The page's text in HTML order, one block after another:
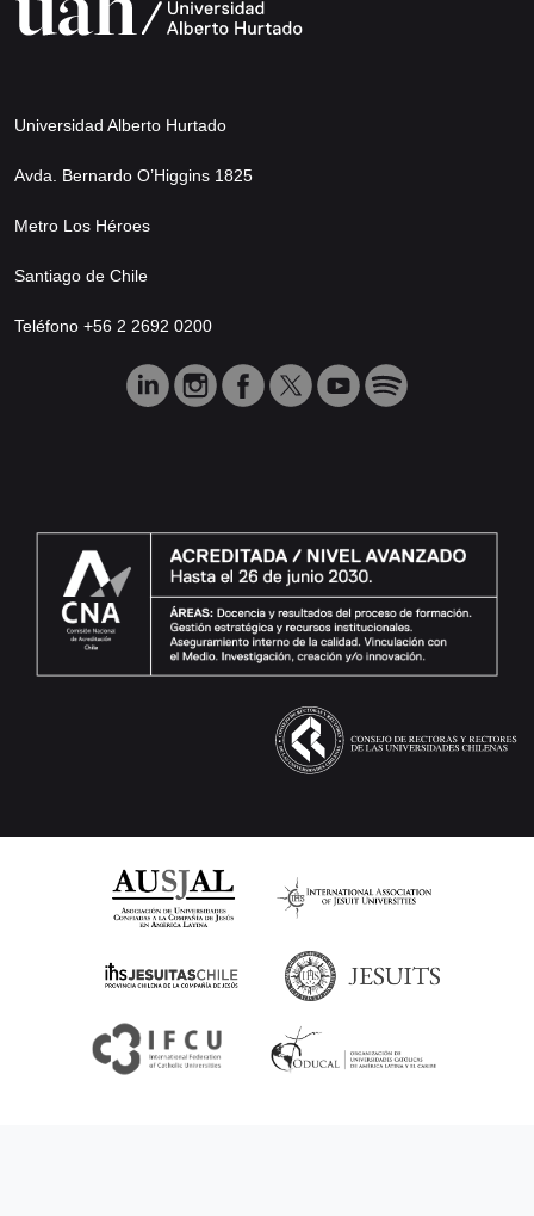
Universidad Alberto Hurtado
Avda. Bernardo O’Higgins 1825
Metro Los Héroes
Santiago de Chile
Teléfono +56 2 2692 0200